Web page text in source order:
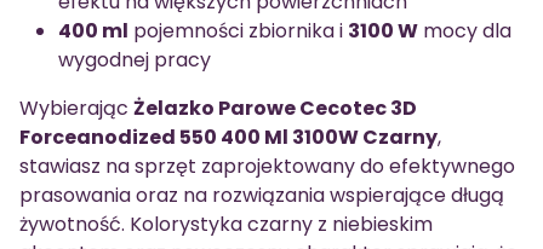
400 ml pojemności zbiornika i 3100 W mocy dla
wygodnej pracy
Wybierając Żelazko Parowe Cecotec 3D
Forceanodized 550 400 Ml 3100W Czarny,
stawiasz na sprzęt zaprojektowany do efektywnego
prasowania oraz na rozwiązania wspierające długą
żywotność. Kolorystyka czarny z niebieskim